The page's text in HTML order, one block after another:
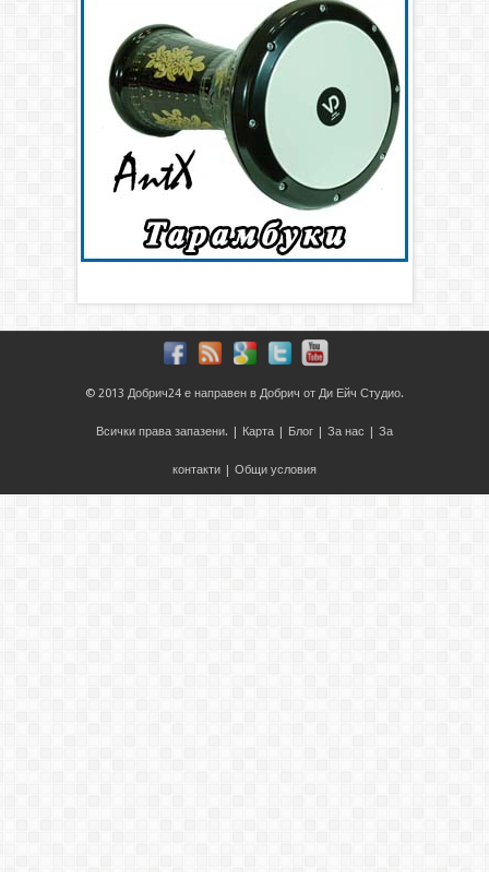
© 2013 Добрич24 е направен в Добрич от Ди Ейч Студио.
Всички права запазени. | Карта Блог За нас За
контакти Общи условия